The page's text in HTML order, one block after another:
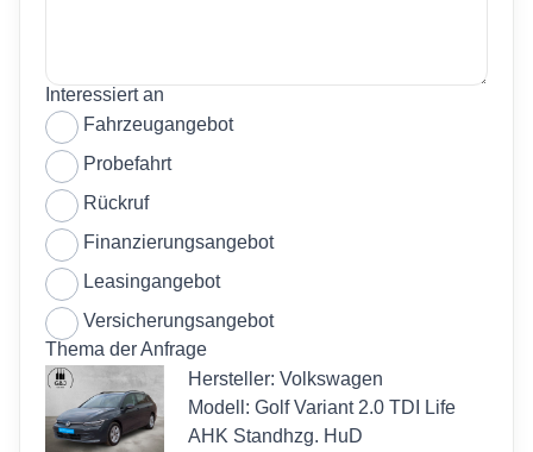
Interessiert an
Fahrzeugangebot
Probefahrt
Rückruf
Finanzierungsangebot
Leasingangebot
Versicherungsangebot
Thema der Anfrage
Hersteller: Volkswagen
Modell: Golf Variant 2.0 TDI Life
AHK Standhzg. HuD